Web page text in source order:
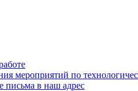
мероприятий по
письма в наш адрес